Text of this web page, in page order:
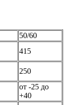
50/60
415
250
от -25 до
+40